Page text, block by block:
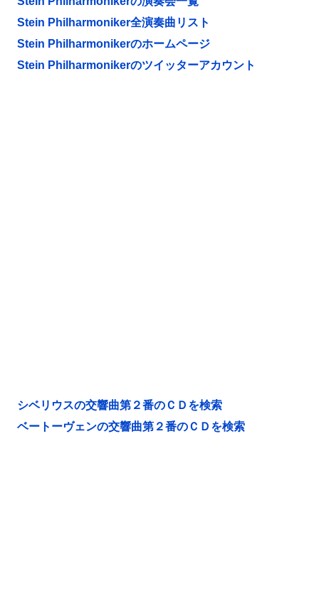
Stein Philharmoniker全演奏曲リスト
Stein Philharmonikerのホームページ
Stein Philharmonikerのツイッターアカウント
シベリウスの交響曲第２番のＣＤを検索
ベートーヴェンの交響曲第２番のＣＤを検索